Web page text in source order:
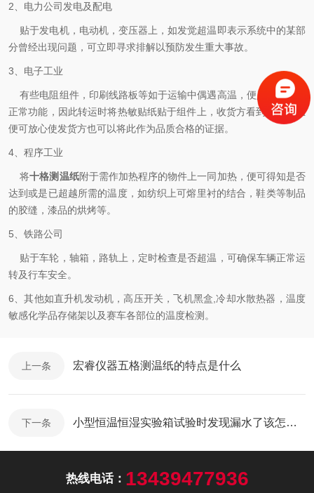
2、电力公司发电及配电
贴于发电机，电动机，变压器上，如发觉超温即表示系统中的某部
分曾经出现问题，可立即寻求排解以预防发生重大事故。
3、电子工业
有些电阻组件，印刷线路板等如于运输中偶遇高温，便足以损坏其
正常功能，因此转运时将热敏贴纸贴于组件上，收货方看到未曾超温
便可放心使发货方也可以将此作为品质合格的证据。
4、程序工业
将十格测温纸附于需作加热程序的物件上一同加热，便可得知是否
达到或是已超越所需的温度，如纺织上可熔里衬的结合，鞋类等制品
的胶缝，漆品的烘烤等。
5、铁路公司
贴于车轮，轴箱，路轨上，定时检查是否超温，可确保车辆正常运
转及行车安全。
6、其他如直升机发动机，高压开关，飞机黑盒,冷却水散热器，温度
敏感化学品存储架以及赛车各部位的温度检测。
上一条 宏睿仪器五格测温纸的特点是什么
下一条 小型恒温恒湿实验箱试验时发现漏水了该怎么办？
热线电话： 13439477936